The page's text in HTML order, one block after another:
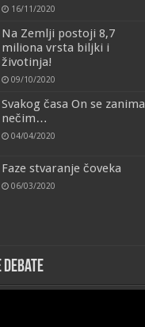
16/11/2020
Na Zemlji postoji 8,7
miliona vrsta biljki i
životinja!
09/10/2020
Svakog časa On se zanima
nečim…
04/04/2020
Faze stvaranje čoveka
06/03/2020